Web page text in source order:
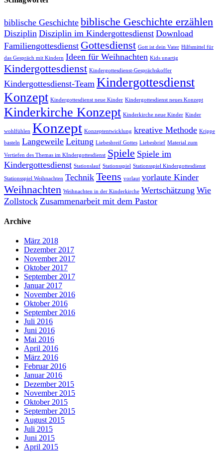
biblische Geschichte biblische Geschichte erzählen
Disziplin Disziplin im Kindergottesdienst Download
Familiengottesdienst Gottesdienst Gott ist dein Vater Hilfsmittel für
das Gespräch mit Kindern Ideen für Weihnachten Kids unartig
Kindergottesdienst Kindergottesdienst-Gesprächskoffer
Kindergottesdienst-Team Kindergottesdienst
Konzept Kindergottesdienst neue Kinder Kindergottesdienst neues Konzept
Kinderkirche Konzept Kinderkirche neue Kinder Kinder
wohlfühlen Konzept Konzeptentwicklung kreative Methode Krippe
basteln Langeweile Leitung Liebesbreif Gottes Liebesbrief Material zum
Vertiefen des Themas im KIndergottesdienst Spiele Spiele im
Kindergottesdienst Stationslauf Stationsspiel Stationsspiel Kindergottesdienst
Stationsspiel Weihnachten Technik Teens vorlaut vorlaute Kinder
Weihnachten Weihnachten in der Kinderkirche Wertschätzung Wie
Zollstock Zusammenarbeit mit dem Pastor
Archive
März 2018
Dezember 2017
November 2017
Oktober 2017
September 2017
Januar 2017
November 2016
Oktober 2016
September 2016
Juli 2016
Juni 2016
Mai 2016
April 2016
März 2016
Februar 2016
Januar 2016
Dezember 2015
November 2015
Oktober 2015
September 2015
August 2015
Juli 2015
Juni 2015
April 2015